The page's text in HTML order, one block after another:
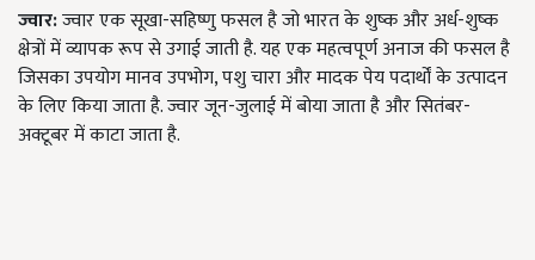
ज्वार:ज्वार एक सूखा-सहिष्णु फसल है जो भारत के शुष्क और अर्ध-शुष्क
क्षेत्रों में व्यापक रूप से उगाई जाती है. यह एक महत्वपूर्ण अनाज की फसल है
जिसका उपयोग मानव उपभोग, पशु चारा और मादक पेय पदार्थों के उत्पादन
के लिए किया जाता है. ज्वार जून-जुलाई में बोया जाता है और सितंबर-
अक्टूबर में काटा जाता है.